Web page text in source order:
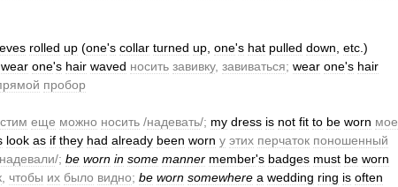
rolled up (one's collar turned up one's hat pulled down etc .)
wear one's hair waved носить завивку, завиваться; wear one's hair
пробор
еще можно носить /надевать/; my dress is not fit to be worn мое
look as if they had already been worn у этих перчаток поношенный
надевали/; be worn in some manner member's badges must be worn
чтобы их было видно; be worn somewhere a wedding ring is often